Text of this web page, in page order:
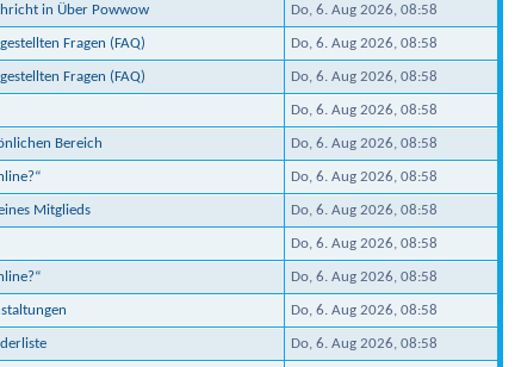
in Über Powwow Do, 6. Aug 2026, 08:58
Fragen (FAQ) Do, 6. Aug 2026, 08:58
Fragen (FAQ) Do, 6. Aug 2026, 08:58
Do, 6. Aug 2026, 08:58
Bereich Do, 6. Aug 2026, 08:58
Do, 6. Aug 2026, 08:58
Mitglieds Do, 6. Aug 2026, 08:58
Do, 6. Aug 2026, 08:58
Do, 6. Aug 2026, 08:58
Do, 6. Aug 2026, 08:58
Do, 6. Aug 2026, 08:58